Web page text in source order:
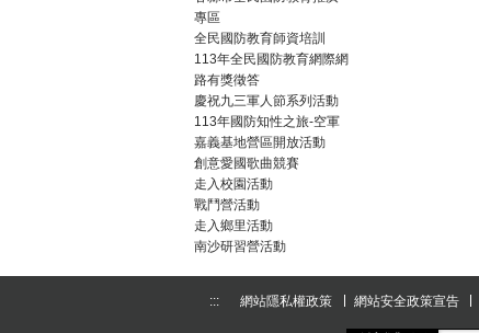
專區
全民國防教育師資培訓
113年全民國防教育網際網
路有獎徵答
慶祝九三軍人節系列活動
113年國防知性之旅-空軍
嘉義基地營區開放活動
創意愛國歌曲競賽
走入校園活動
戰鬥營活動
走入鄉里活動
南沙研習營活動
::: 網站隱私權政策 網站安全政策宣告